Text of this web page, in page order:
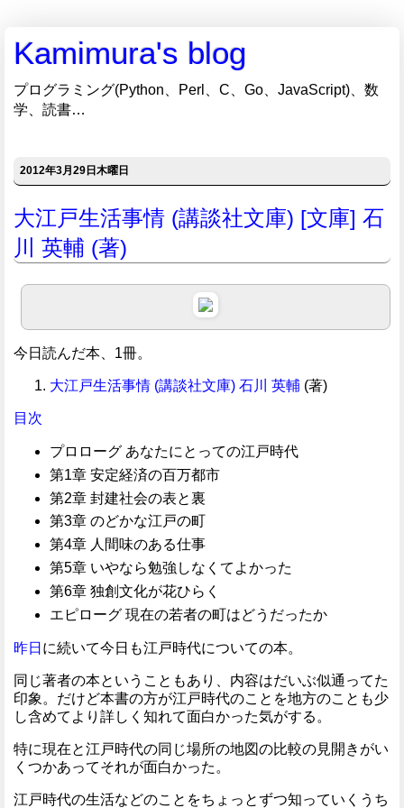
Kamimura's blog
プログラミング(Python、Perl、C、Go、JavaScript)、数
学、読書…
2012年3月29日木曜日
大江戸生活事情 (講談社文庫) [文庫] 石
川 英輔 (著)
今日読んだ本、1冊。
大江戸生活事情 (講談社文庫) 石川 英輔 (著)
目次
プロローグ あなたにとっての江戸時代
第1章 安定経済の百万都市
第2章 封建社会の表と裏
第3章 のどかな江戸の町
第4章 人間味のある仕事
第5章 いやなら勉強しなくてよかった
第6章 独創文化が花ひらく
エピローグ 現在の若者の町はどうだったか
昨日 に続いて今日も江戸時代についての本。
同じ著者の本ということもあり、内容はだいぶ似通ってた
印象。だけど本書の方が江戸時代のことを地方のことも少
し含めてより詳しく知れて面白かった気がする。
特に現在と江戸時代の同じ場所の地図の比較の見開きがい
くつかあってそれが面白かった。
江戸時代の生活などのことをちょっとずつ知っていくうち